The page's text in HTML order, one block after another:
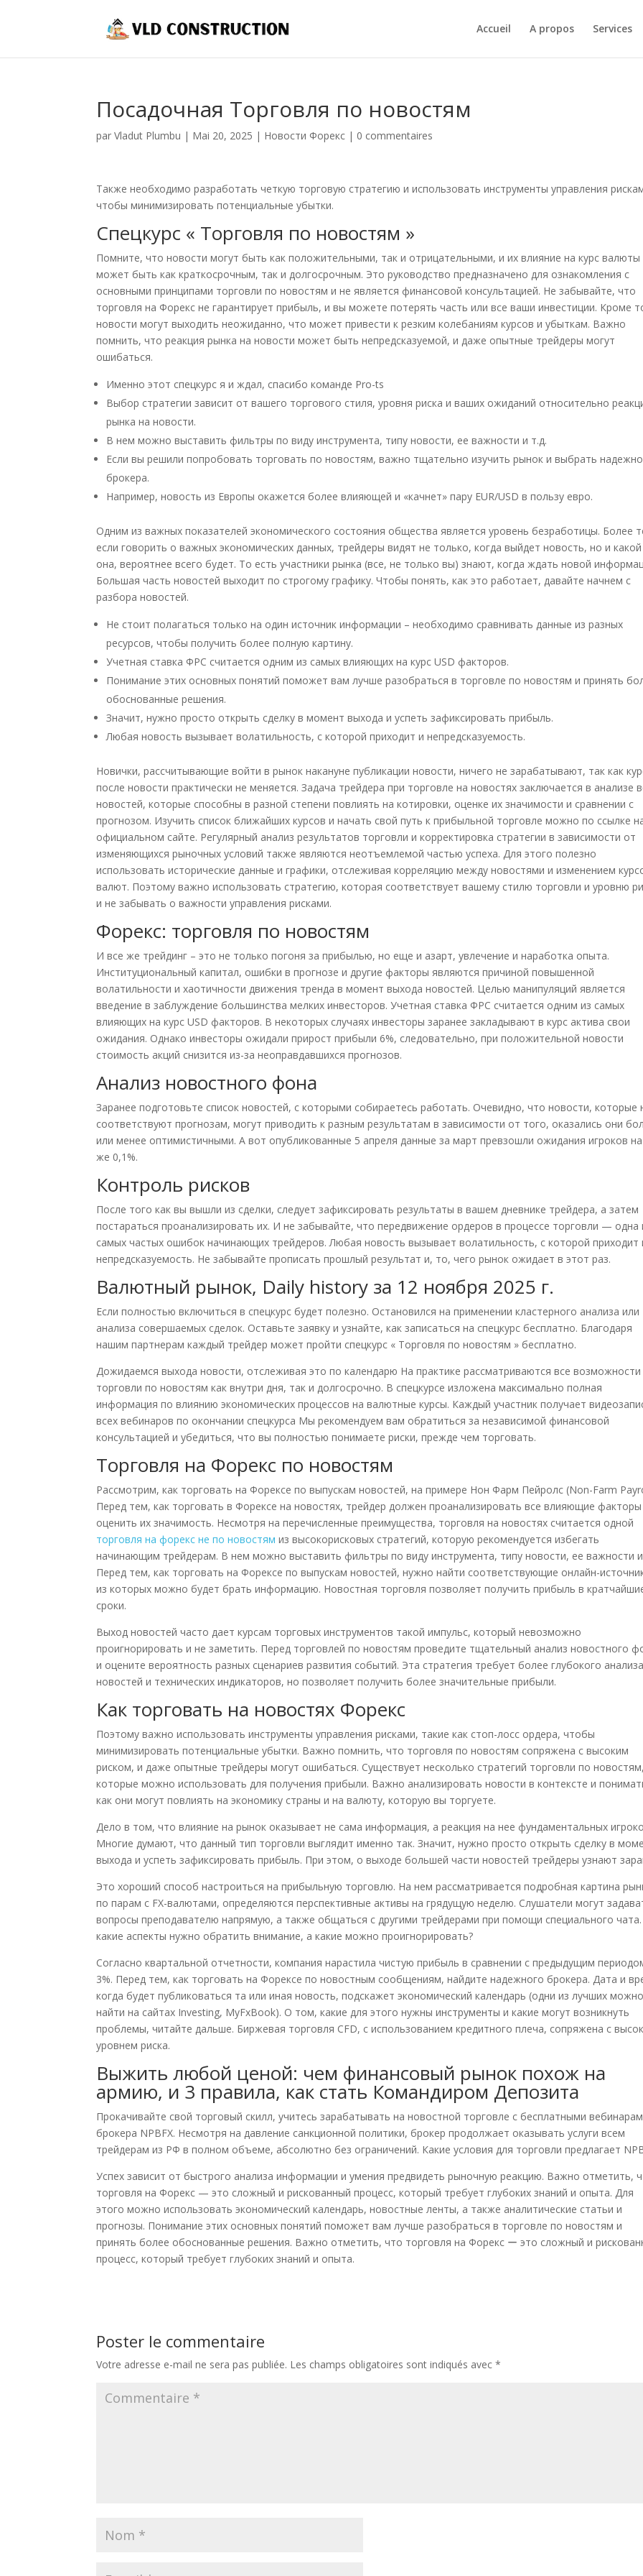
Accueil A propos Services
Посадочная Торговля по новостям
parVladut Plumbu | Mai 20, 2025 | Новости Форекс | 0 commentaires
Также необходимо разработать четкую торговую стратегию и использовать инструменты управления
чтобы минимизировать потенциальные убытки.
Спецкурс « Торговля по новостям »
Помните, что новости могут быть как положительными, так и отрицательными, и их влияние на курс валюты
может быть как краткосрочным, так и долгосрочным. Это руководство предназначено для ознакомления с
основными принципами торговли по новостям и не является финансовой консультацией. Не забывайте, что
торговля на Форекс не гарантирует прибыль, и вы можете потерять часть или все ваши инвестиции. Кроме
новости могут выходить неожиданно, что может привести к резким колебаниям курсов и убыткам. Важно
помнить, что реакция рынка на новости может быть непредсказуемой, и даже опытные трейдеры могут
ошибаться.
Именно этот спецкурс я и ждал, спасибо команде Pro-ts
Выбор стратегии зависит от вашего торгового стиля, уровня риска и ваших ожиданий относительно
рынка на новости.
В нем можно выставить фильтры по виду инструмента, типу новости, ее важности и т.д.
Если вы решили попробовать торговать по новостям, важно тщательно изучить рынок и выбрать
брокера.
Например, новость из Европы окажется более влияющей и «качнет» пару EUR/USD в пользу евро.
Одним из важных показателей экономического состояния общества является уровень безработицы. Более
если говорить о важных экономических данных, трейдеры видят не только, когда выйдет новость, но и какой
она, вероятнее всего будет. То есть участники рынка (все, не только вы) знают, когда ждать новой
Большая часть новостей выходит по строгому графику. Чтобы понять, как это работает, давайте начнем с
разбора новостей.
Не стоит полагаться только на один источник информации – необходимо сравнивать данные из разных
ресурсов, чтобы получить более полную картину.
Учетная ставка ФРС считается одним из самых влияющих на курс USD факторов.
Понимание этих основных понятий поможет вам лучше разобраться в торговле по новостям и принять
обоснованные решения.
Значит, нужно просто открыть сделку в момент выхода и успеть зафиксировать прибыль.
Любая новость вызывает волатильность, с которой приходит и непредсказуемость.
Новички, рассчитывающие войти в рынок накануне публикации новости, ничего не зарабатывают, так как
после новости практически не меняется. Задача трейдера при торговле на новостях заключается в анализе
новостей, которые способны в разной степени повлиять на котировки, оценке их значимости и сравнении с
прогнозом. Изучить список ближайших курсов и начать свой путь к прибыльной торговле можно по ссылке
официальном сайте. Регулярный анализ результатов торговли и корректировка стратегии в зависимости от
изменяющихся рыночных условий также являются неотъемлемой частью успеха. Для этого полезно
использовать исторические данные и графики, отслеживая корреляцию между новостями и изменением
валют. Поэтому важно использовать стратегию, которая соответствует вашему стилю торговли и уровню
и не забывать о важности управления рисками.
Форекс: торговля по новостям
И все же трейдинг – это не только погоня за прибылью, но еще и азарт, увлечение и наработка опыта.
Институциональный капитал, ошибки в прогнозе и другие факторы являются причиной повышенной
волатильности и хаотичности движения тренда в момент выхода новостей. Целью манипуляций является
введение в заблуждение большинства мелких инвесторов. Учетная ставка ФРС считается одним из самых
влияющих на курс USD факторов. В некоторых случаях инвесторы заранее закладывают в курс актива свои
ожидания. Однако инвесторы ожидали прирост прибыли 6%, следовательно, при положительной новости
стоимость акций снизится из-за неоправдавшихся прогнозов.
Анализ новостного фона
Заранее подготовьте список новостей, с которыми собираетесь работать. Очевидно, что новости, которые
соответствуют прогнозам, могут приводить к разным результатам в зависимости от того, оказались они
или менее оптимистичными. А вот опубликованные 5 апреля данные за март превзошли ожидания игроков
же 0,1%.
Контроль рисков
После того как вы вышли из сделки, следует зафиксировать результаты в вашем дневнике трейдера, а затем
постараться проанализировать их. И не забывайте, что передвижение ордеров в процессе торговли — одна
самых частых ошибок начинающих трейдеров. Любая новость вызывает волатильность, с которой приходит
непредсказуемость. Не забывайте прописать прошлый результат и, то, чего рынок ожидает в этот раз.
Валютный рынок, Daily history за 12 ноября 2025 г.
Если полностью включиться в спецкурс будет полезно. Остановился на применении кластерного анализа или
анализа совершаемых сделок. Оставьте заявку и узнайте, как записаться на спецкурс бесплатно. Благодаря
нашим партнерам каждый трейдер может пройти спецкурс « Торговля по новостям » бесплатно.
Дожидаемся выхода новости, отслеживая это по календарю На практике рассматриваются все возможности
торговли по новостям как внутри дня, так и долгосрочно. В спецкурсе изложена максимально полная
информация по влиянию экономических процессов на валютные курсы. Каждый участник получает
всех вебинаров по окончании спецкурса Мы рекомендуем вам обратиться за независимой финансовой
консультацией и убедиться, что вы полностью понимаете риски, прежде чем торговать.
Торговля на Форекс по новостям
Рассмотрим, как торговать на Форексе по выпускам новостей, на примере Нон Фарм Пейролс (Non-Farm
Перед тем, как торговать в Форексе на новостях, трейдер должен проанализировать все влияющие факторы
оценить их значимость. Несмотря на перечисленные преимущества, торговля на новостях считается одной
торговля на форекс не по новостям из высокорисковых стратегий, которую рекомендуется избегать
начинающим трейдерам. В нем можно выставить фильтры по виду инструмента, типу новости, ее важности и
Перед тем, как торговать на Форексе по выпускам новостей, нужно найти соответствующие онлайн-
из которых можно будет брать информацию. Новостная торговля позволяет получить прибыль в
сроки.
Выход новостей часто дает курсам торговых инструментов такой импульс, который невозможно
проигнорировать и не заметить. Перед торговлей по новостям проведите тщательный анализ новостного
и оцените вероятность разных сценариев развития событий. Эта стратегия требует более глубокого анализа
новостей и технических индикаторов, но позволяет получить более значительные прибыли.
Как торговать на новостях Форекс
Поэтому важно использовать инструменты управления рисками, такие как стоп-лосс ордера, чтобы
минимизировать потенциальные убытки. Важно помнить, что торговля по новостям сопряжена с высоким
риском, и даже опытные трейдеры могут ошибаться. Существует несколько стратегий торговли по новостям,
которые можно использовать для получения прибыли. Важно анализировать новости в контексте и
как они могут повлиять на экономику страны и на валюту, которую вы торгуете.
Дело в том, что влияние на рынок оказывает не сама информация, а реакция на нее фундаментальных
Многие думают, что данный тип торговли выглядит именно так. Значит, нужно просто открыть сделку в
выхода и успеть зафиксировать прибыль. При этом, о выходе большей части новостей трейдеры узнают
Это хороший способ настроиться на прибыльную торговлю. На нем рассматривается подробная картина
по парам с FX-валютами, определяются перспективные активы на грядущую неделю. Слушатели могут
вопросы преподавателю напрямую, а также общаться с другими трейдерами при помощи специального
какие аспекты нужно обратить внимание, а какие можно проигнорировать?
Согласно квартальной отчетности, компания нарастила чистую прибыль в сравнении с предыдущим
3%. Перед тем, как торговать на Форексе по новостным сообщениям, найдите надежного брокера. Дата и
когда будет публиковаться та или иная новость, подскажет экономический календарь (одни из лучших можно
найти на сайтах Investing, MyFxBook). О том, какие для этого нужны инструменты и какие могут возникнуть
проблемы, читайте дальше. Биржевая торговля CFD, с использованием кредитного плеча, сопряжена с
уровнем риска.
Выжить любой ценой: чем финансовый рынок похож на
армию, и 3 правила, как стать Командиром Депозита
Прокачивайте свой торговый скилл, учитесь зарабатывать на новостной торговле с бесплатными
брокера NPBFX. Несмотря на давление санкционной политики, брокер продолжает оказывать услуги всем
трейдерам из РФ в полном объеме, абсолютно без ограничений. Какие условия для торговли предлагает
Успех зависит от быстрого анализа информации и умения предвидеть рыночную реакцию. Важно отметить,
торговля на Форекс — это сложный и рискованный процесс, который требует глубоких знаний и опыта. Для
этого можно использовать экономический календарь, новостные ленты, а также аналитические статьи и
прогнозы. Понимание этих основных понятий поможет вам лучше разобраться в торговле по новостям и
принять более обоснованные решения. Важно отметить, что торговля на Форекс ー это сложный и
процесс, который требует глубоких знаний и опыта.
Poster le commentaire
Votre adresse e-mail ne sera pas publiée. Les champs obligatoires sont indiqués avec*